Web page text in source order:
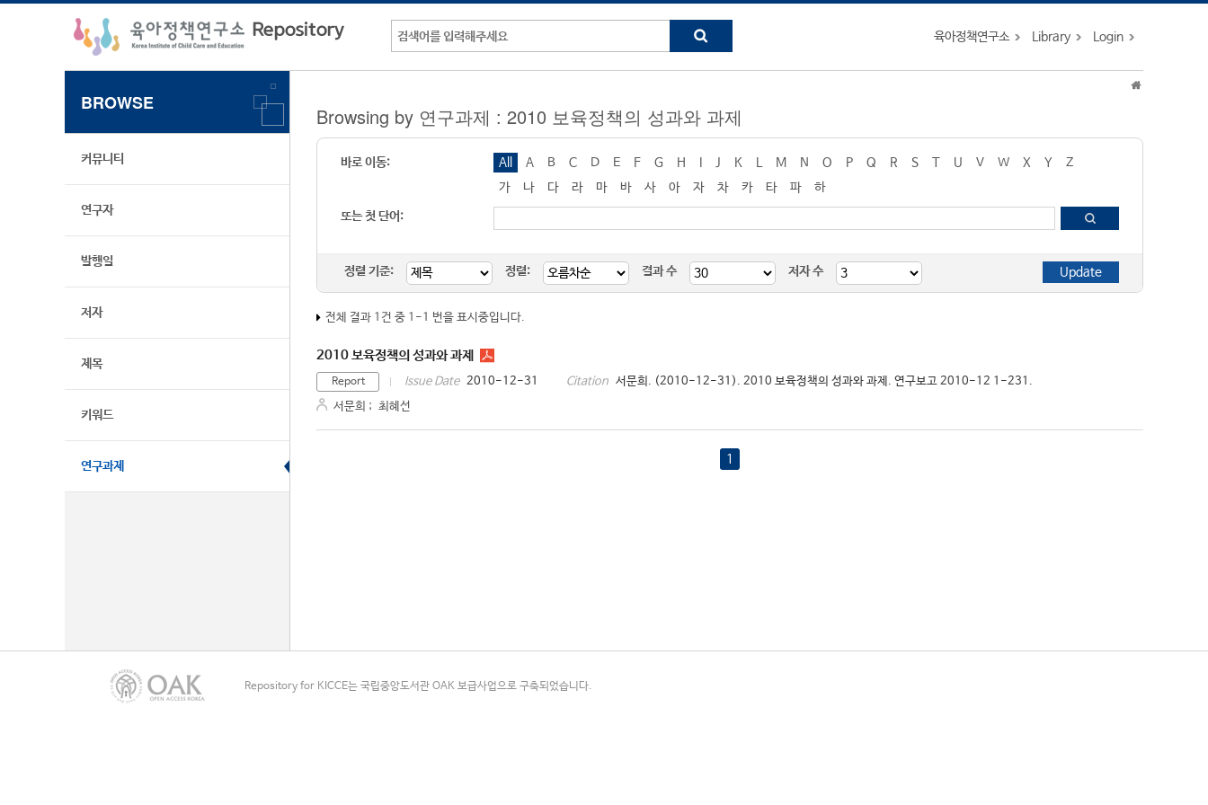
육아정책연구소 Library Login
BROWSE
커뮤니티
연구자
발행일
저자
제목
키워드
연구과제
Browsing by 연구과제 : 2010 보육정책의 성과와 과제
바로 이동: All A B C D E F G H J K M N O P Q R S T U V W X Y
Z
가
나 다 라 마 바 사 아 자 차 카 타 파
하
또는 첫 단어:
정렬 기준: 정렬: 결과 수 저자 수
전체 결과 1건 중 1-1 번을 표시중입니다.
2010 보육정책의 성과와 과제
Report Issue Date 2010-12-31 Citation 서문희. (2010-12-31). 2010 보육정책의 성과와 과제. 연구보고 2010-12 1-231.
서문희 ; 최혜선
1
Repository for KICCE는 국립중앙도서관 OAK 보급사업으로 구축되었습니다.